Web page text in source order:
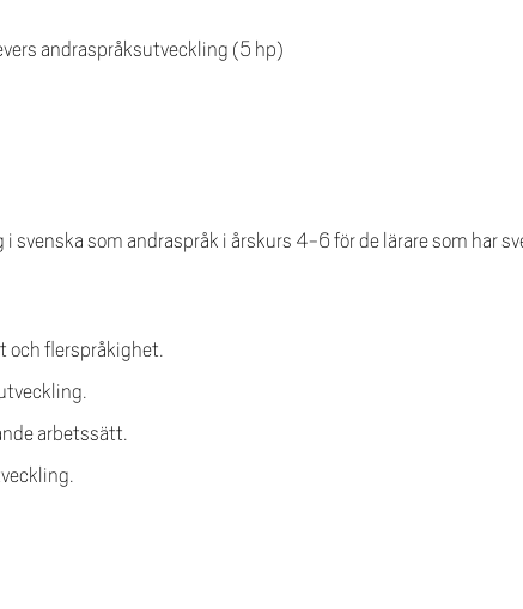
andraspråksutveckling (5 hp)
som andraspråk i årskurs 4-6 för de lärare som har
och flerspråkighet.
arbetssätt.